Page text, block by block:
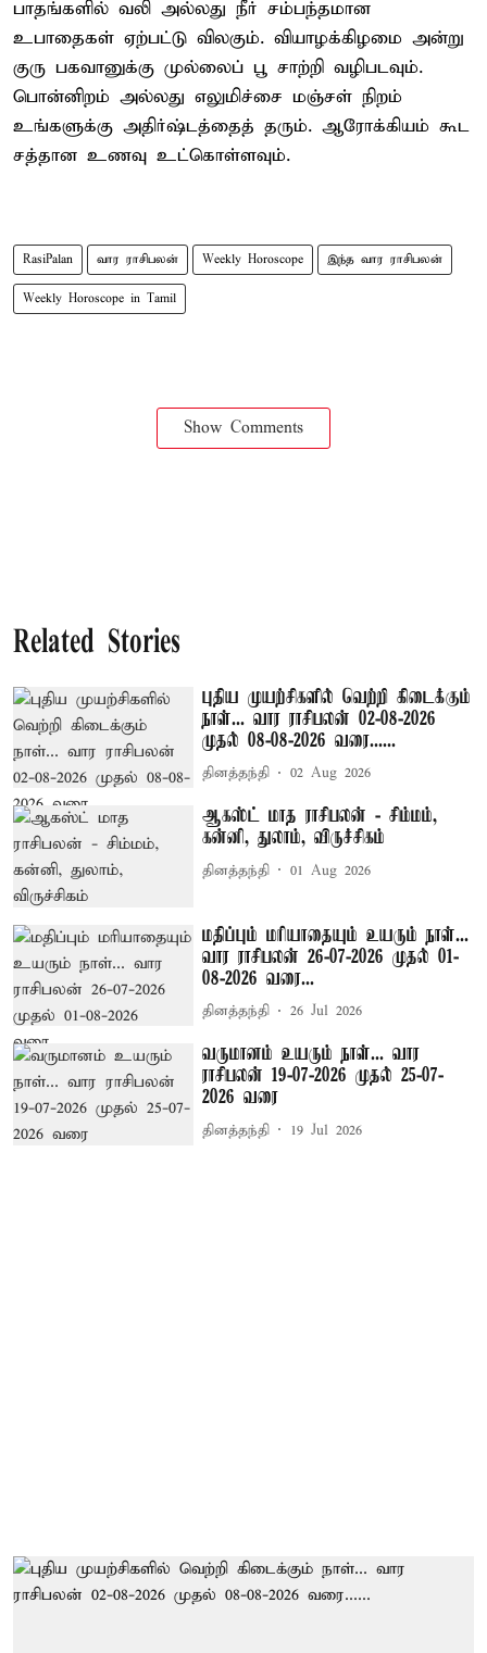
பாதங்களில் வலி அல்லது நீர் சம்பந்தமான
உபாதைகள் ஏற்பட்டு விலகும். வியாழக்கிழமை அன்று
குரு பகவானுக்கு முல்லைப் பூ சாற்றி வழிபடவும்.
பொன்னிறம் அல்லது எலுமிச்சை மஞ்சள் நிறம்
உங்களுக்கு அதிர்ஷ்டத்தைத் தரும். ஆரோக்கியம் கூட
சத்தான உணவு உட்கொள்ளவும்.
RasiPalan வார ராசிபலன் Weekly Horoscope இந்த வார ராசிபலன்
Weekly Horoscope in Tamil
Show Comments
Related Stories
புதிய முயற்சிகளில் வெற்றி கிடைக்கும்
நாள்... வார ராசிபலன் 02-08-2026
முதல் 08-08-2026 வரை......
தினத்தந்தி 02 Aug 2026
ஆகஸ்ட் மாத ராசிபலன் - சிம்மம்,
கன்னி, துலாம், விருச்சிகம்
தினத்தந்தி 01 Aug 2026
மதிப்பும் மரியாதையும் உயரும் நாள்...
வார ராசிபலன் 26-07-2026 முதல் 01-
08-2026 வரை...
தினத்தந்தி 26 Jul 2026
வருமானம் உயரும் நாள்... வார
ராசிபலன் 19-07-2026 முதல் 25-07-
2026 வரை
தினத்தந்தி 19 Jul 2026